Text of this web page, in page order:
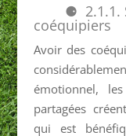
coéquipiers
Avoir des
émotionnel,
partagées
qui est